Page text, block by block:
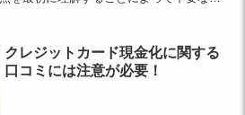
クレジットカード現金化に関する
口コミには注意が必要！